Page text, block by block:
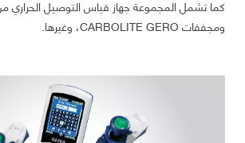
ومجففات CARBOLITE GERO، وغيرها.